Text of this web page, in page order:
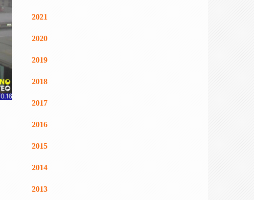
2021
2020
2019
2018
2017
2016
2015
2014
2013